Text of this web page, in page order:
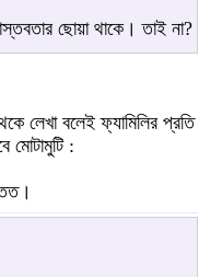
ছোয়া থাকে। তাই না?
লেখা বলেই ফ্যামিলির প্রতি
মোটামুটি :